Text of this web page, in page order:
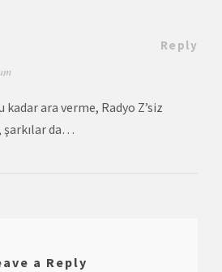
Reply
ara verme, Radyo Z’siz
şarkılar da…
a Reply